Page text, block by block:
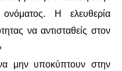
Η ελευθερία
να αντισταθείς στον
μην υποκύπτουν στην